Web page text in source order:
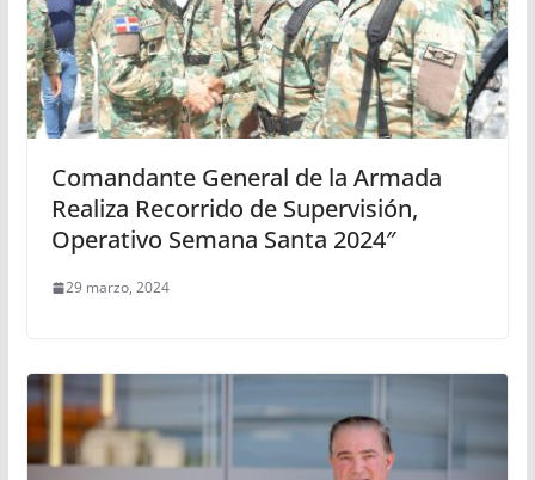
Comandante General de la Armada
Realiza Recorrido de Supervisión,
Operativo Semana Santa 2024″
29 marzo, 2024